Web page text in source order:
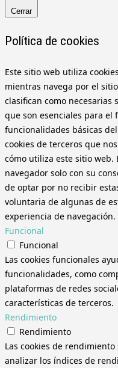
Cerrar
Política de cookies
Este sitio web utiliza
mientras navega por el
clasifican como necesarias
que son esenciales para el
funcionalidades básicas
cookies de terceros que
cómo utiliza este sitio web.
navegador solo con su
de optar por no recibir
voluntaria de algunas de
experiencia de navegación.
Funcional
Funcional
Las cookies funcionales
funcionalidades, como
plataformas de redes
características de terceros.
Rendimiento
Rendimiento
Las cookies de
analizar los índices de